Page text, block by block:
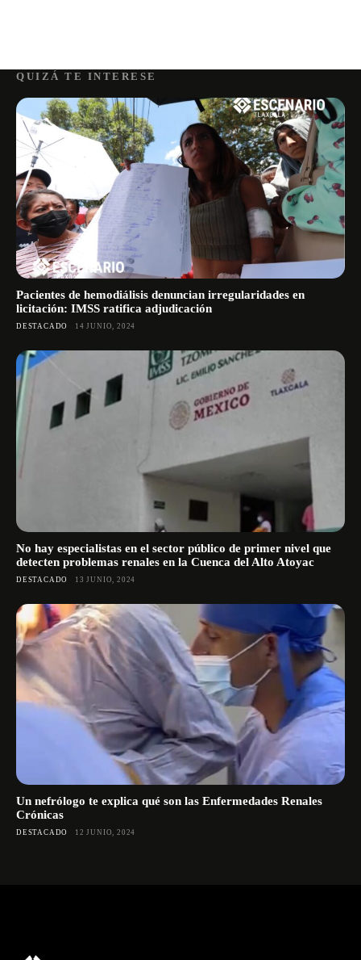
QUIZÁ TE INTERESE
Pacientes de hemodiálisis denuncian irregularidades en
licitación: IMSS ratifica adjudicación
DESTACADO 14 JUNIO, 2024
No hay especialistas en el sector público de primer nivel que
detecten problemas renales en la Cuenca del Alto Atoyac
DESTACADO 13 JUNIO, 2024
Un nefrólogo te explica qué son las Enfermedades Renales
Crónicas
DESTACADO 12 JUNIO, 2024